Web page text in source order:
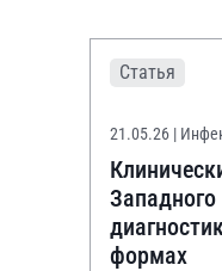
Статья
21.05.26 |
формах